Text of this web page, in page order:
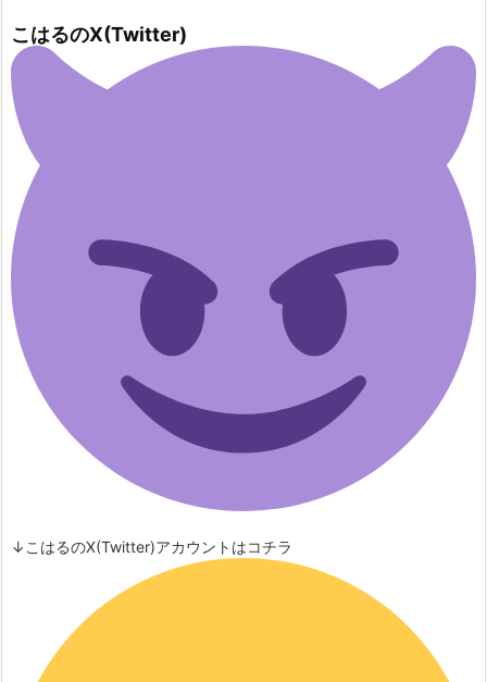
こはるのX(Twitter)
↓こはるのX(Twitter)アカウントはコチラ